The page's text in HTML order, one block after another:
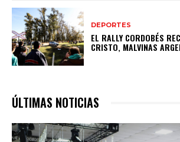
DEPORTES
EL RALLY CORDOBÉS
CRISTO, MALVINAS
ÚLTIMAS NOTICIAS